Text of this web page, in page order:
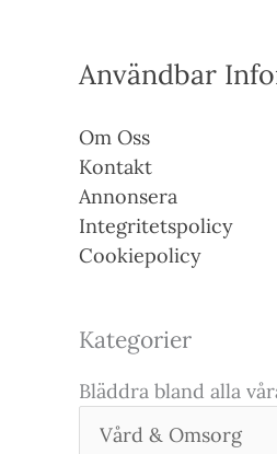
Användbar
Om Oss
Kontakt
Annonsera
Integritetspolicy
Cookiepolicy
Kategorier
Bläddra bland alla